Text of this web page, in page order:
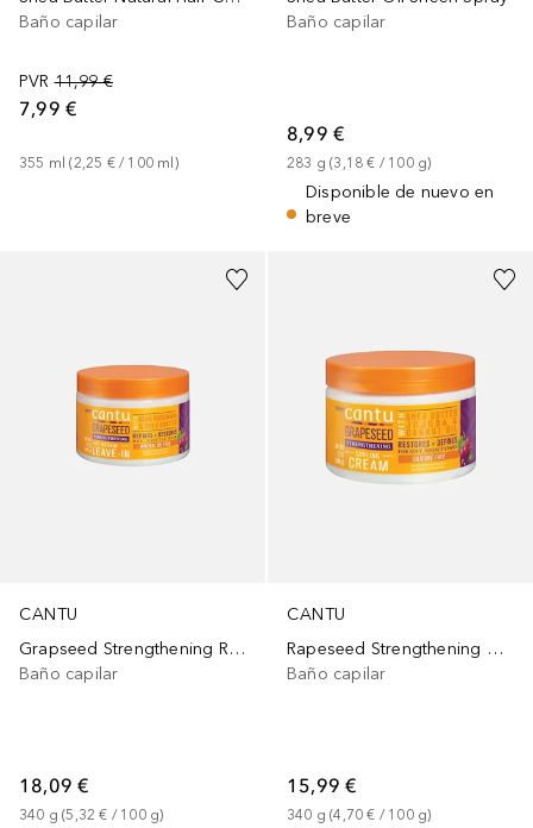
Baño capilar
PVR 11,99 €
7,99 €
355 ml (2,25 € / 100 ml )
Baño capilar
8,99 €
283 g (3,18 € / 100 g)
Disponible de nuevo en
breve
CANTU
Grapseed Strengthening Repair Leave In
Baño capilar
18,09 €
340 g (5,32 € / 100 g)
CANTU
Rapeseed Strengthening Curling Cream
Baño capilar
15,99 €
340 g (4,70 € / 100 g)